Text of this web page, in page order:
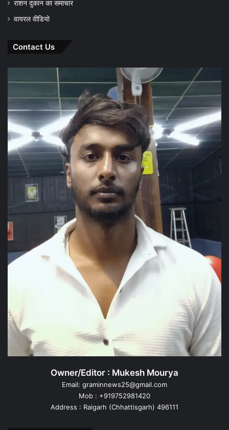
राशन दुकान का समाचार
वायरल वीडियो
Contact Us
Owner/Editor : Mukesh Mourya
Email: graminnews25@gmail.com
Mob : +919752981420
Address : Raigarh (Chhattisgarh) 496111